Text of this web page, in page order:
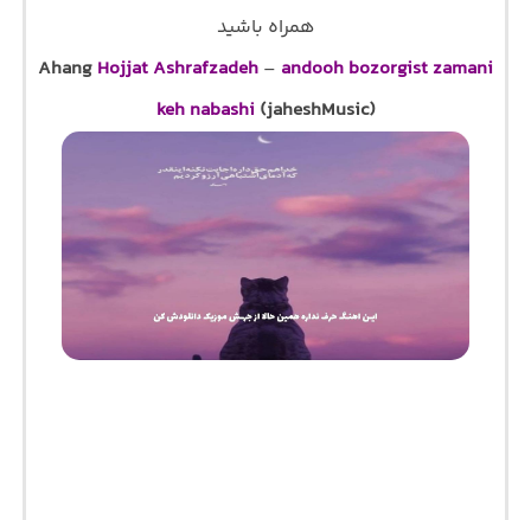
همراه باشید
Ahang Hojjat Ashrafzadeh – andooh bozorgist zamani
keh nabashi (jaheshMusic)